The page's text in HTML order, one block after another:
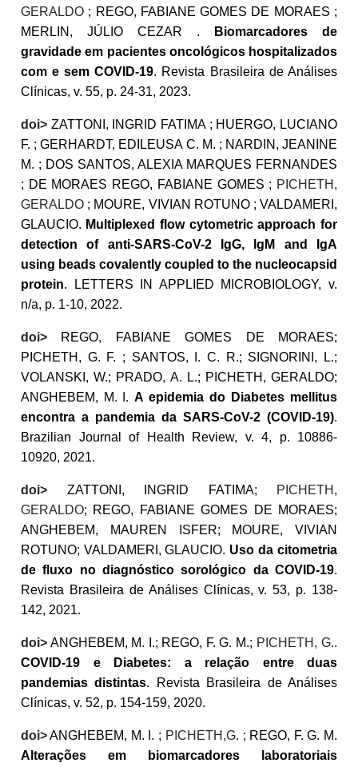
GERALDO ; REGO, FABIANE GOMES DE MORAES ;
MERLIN, JÚLIO CEZAR .
Biomarcadores de
gravidade em pacientes oncológicos hospitalizados
com e sem COVID-19. Revista Brasileira de Análises
Clínicas, v. 55, p. 24-31, 2023.
doi> ZATTONI, INGRID FATIMA ; HUERGO, LUCIANO
F. ; GERHARDT, EDILEUSA C. M. ; NARDIN, JEANINE
M. ; DOS SANTOS, ALEXIA MARQUES FERNANDES
; DE MORAES REGO, FABIANE GOMES ; PICHETH,
GERALDO ; MOURE, VIVIAN ROTUNO ; VALDAMERI,
GLAUCIO. Multiplexed flow cytometric approach for
detection of anti-SARS-CoV-2 IgG, IgM and IgA
using beads covalently coupled to the nucleocapsid
protein. LETTERS IN APPLIED MICROBIOLOGY, v.
n/a, p. 1-10, 2022.
doi> REGO, FABIANE GOMES DE MORAES;
PICHETH, G. F. ; SANTOS, I. C. R.; SIGNORINI, L.;
VOLANSKI, W.; PRADO, A. L.; PICHETH, GERALDO;
ANGHEBEM, M. I. A epidemia do Diabetes mellitus
encontra a pandemia da SARS-CoV-2 (COVID-19).
Brazilian Journal of Health Review, v. 4, p. 10886-
10920, 2021.
doi> ZATTONI, INGRID FATIMA;
PICHETH,
GERALDO; REGO, FABIANE GOMES DE MORAES;
ANGHEBEM, MAUREN ISFER; MOURE, VIVIAN
ROTUNO; VALDAMERI, GLAUCIO. Uso da citometria
de fluxo no diagnóstico sorológico da COVID-19.
Revista Brasileira de Análises Clínicas, v. 53, p. 138-
142, 2021.
doi> ANGHEBEM, M. I.; REGO, F. G. M.; PICHETH, G..
COVID-19 e Diabetes: a relação entre duas
pandemias distintas. Revista Brasileira de Análises
Clínicas, v. 52, p. 154-159, 2020.
doi>ANGHEBEM, M. I. ; PICHETH,G. ; REGO, F. G. M.
Alterações em biomarcadores laboratoriais